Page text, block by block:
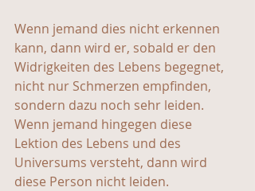
Wenn jemand dies nicht erkennen
kann, dann wird er, sobald er den
Widrigkeiten des Lebens begegnet,
nicht nur Schmerzen empfinden,
sondern dazu noch sehr leiden.
Wenn jemand hingegen diese
Lektion des Lebens und des
Universums versteht, dann wird
diese Person nicht leiden.